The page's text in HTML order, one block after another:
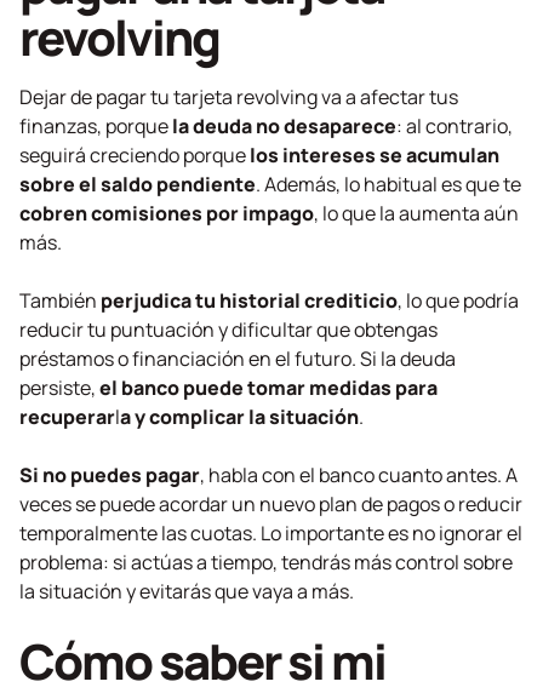
revolving
Dejar de pagar tu tarjeta revolvingva a afectar tus
finanzas, porquela deuda no desaparece: al contrario,
seguirá creciendo porquelos intereses se acumulan
sobre el saldo pendiente. Además, lo habitual es que te
cobren comisiones por impago, lo que la aumenta aún
más.
También perjudica tu historial crediticio, lo que podría
reducir tu puntuación y dificultar que obtengas
préstamos o financiación en el futuro. Si la deuda
persiste,el banco puede tomar medidas para
recuperarla y complicar la situación.
Si no puedes pagar, habla con el banco cuanto antes. A
veces se puede acordar un nuevo plan de pagos o reducir
temporalmente las cuotas. Lo importante es no ignorar el
problema: si actúas a tiempo, tendrás más control sobre
la situación y evitarás que vaya a más.
Cómo saber si mi